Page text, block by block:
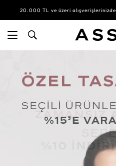
20.000 TL ve üzeri alışverişlerinizde